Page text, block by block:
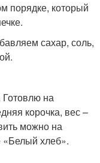
порядке, который
сахар, соль,
Готовлю на
корочка, вес –
можно на
хлеб».